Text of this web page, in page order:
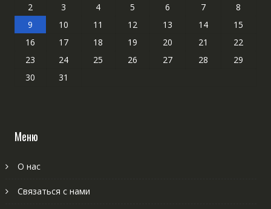
2
3 4 5 6 7
8
9
10 11 12 13 14
15
16
17 18 19 20 21
22
23
24 25 26 27 28
29
30
31
Меню
О нас
Связаться с нами